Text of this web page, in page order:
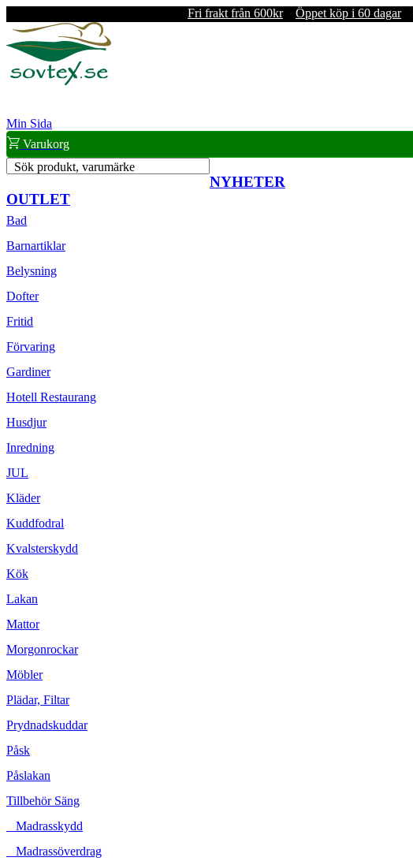
Fri frakt från 600kr Öppet köp i 60 dagar
Min Sida
Varukorg
Sök produkt, varumärke
NYHETER
OUTLET
Bad
Barnartiklar
Belysning
Dofter
Fritid
Förvaring
Gardiner
Hotell Restaurang
Husdjur
Inredning
JUL
Kläder
Kuddfodral
Kvalsterskydd
Kök
Lakan
Mattor
Morgonrockar
Möbler
Plädar, Filtar
Prydnadskuddar
Påsk
Påslakan
Tillbehör Säng
Madrasskydd
Madrassöverdrag